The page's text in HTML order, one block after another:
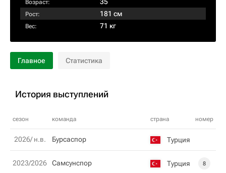
Возраст:
Рост: 181 см
Вес: 71 кг
Главное Статистика
История выступлений
сезон команда страна номер
2026/ н.в. Бурсаспор Турция
2023/2026 Самсунспор Турция 8